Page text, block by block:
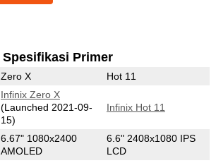
Spesifikasi Primer
Zero X Hot 11
Infinix Zero X
(Launched 2021-09-
15)
Infinix Hot 11
6.67" 1080x2400
AMOLED
6.6" 2408x1080 IPS
LCD